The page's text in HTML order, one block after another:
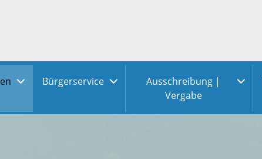
Bürgerservice
Ausschreibung |
Vergabe